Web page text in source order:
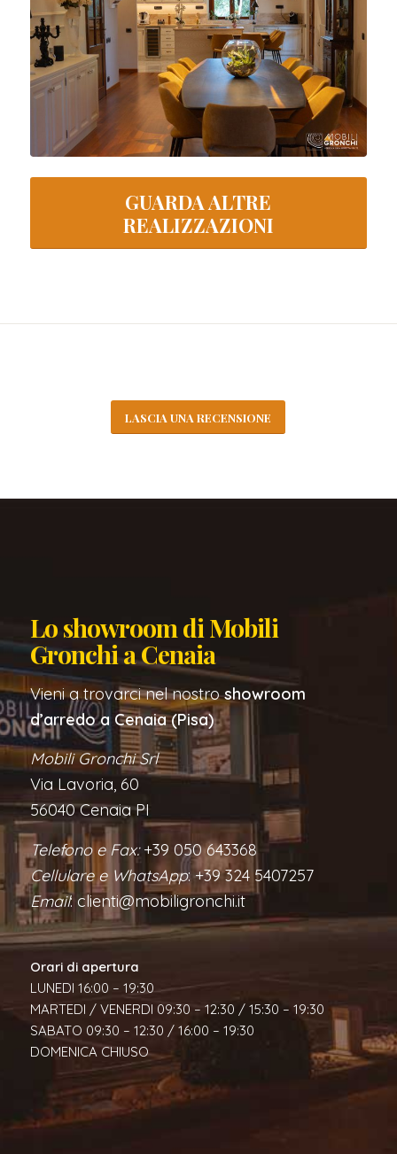
GUARDA ALTRE
REALIZZAZIONI
LASCIA UNA RECENSIONE
Lo showroom di Mobili
Gronchi a Cenaia
Vieni a trovarci nel nostroshowroom
d’arredo a Cenaia (Pisa)
Mobili Gronchi Srl
Via Lavoria, 60
56040 Cenaia PI
Telefono e Fax:+39 050 643368
Cellulare e WhatsApp: +39 324 5407257
Email: clienti@mobiligronchi.it
Orari di apertura
LUNEDI 16:00 – 19:30
MARTEDI / VENERDI 09:30 – 12:30 / 15:30 – 19:30
SABATO 09:30 – 12:30 / 16:00 – 19:30
DOMENICA CHIUSO